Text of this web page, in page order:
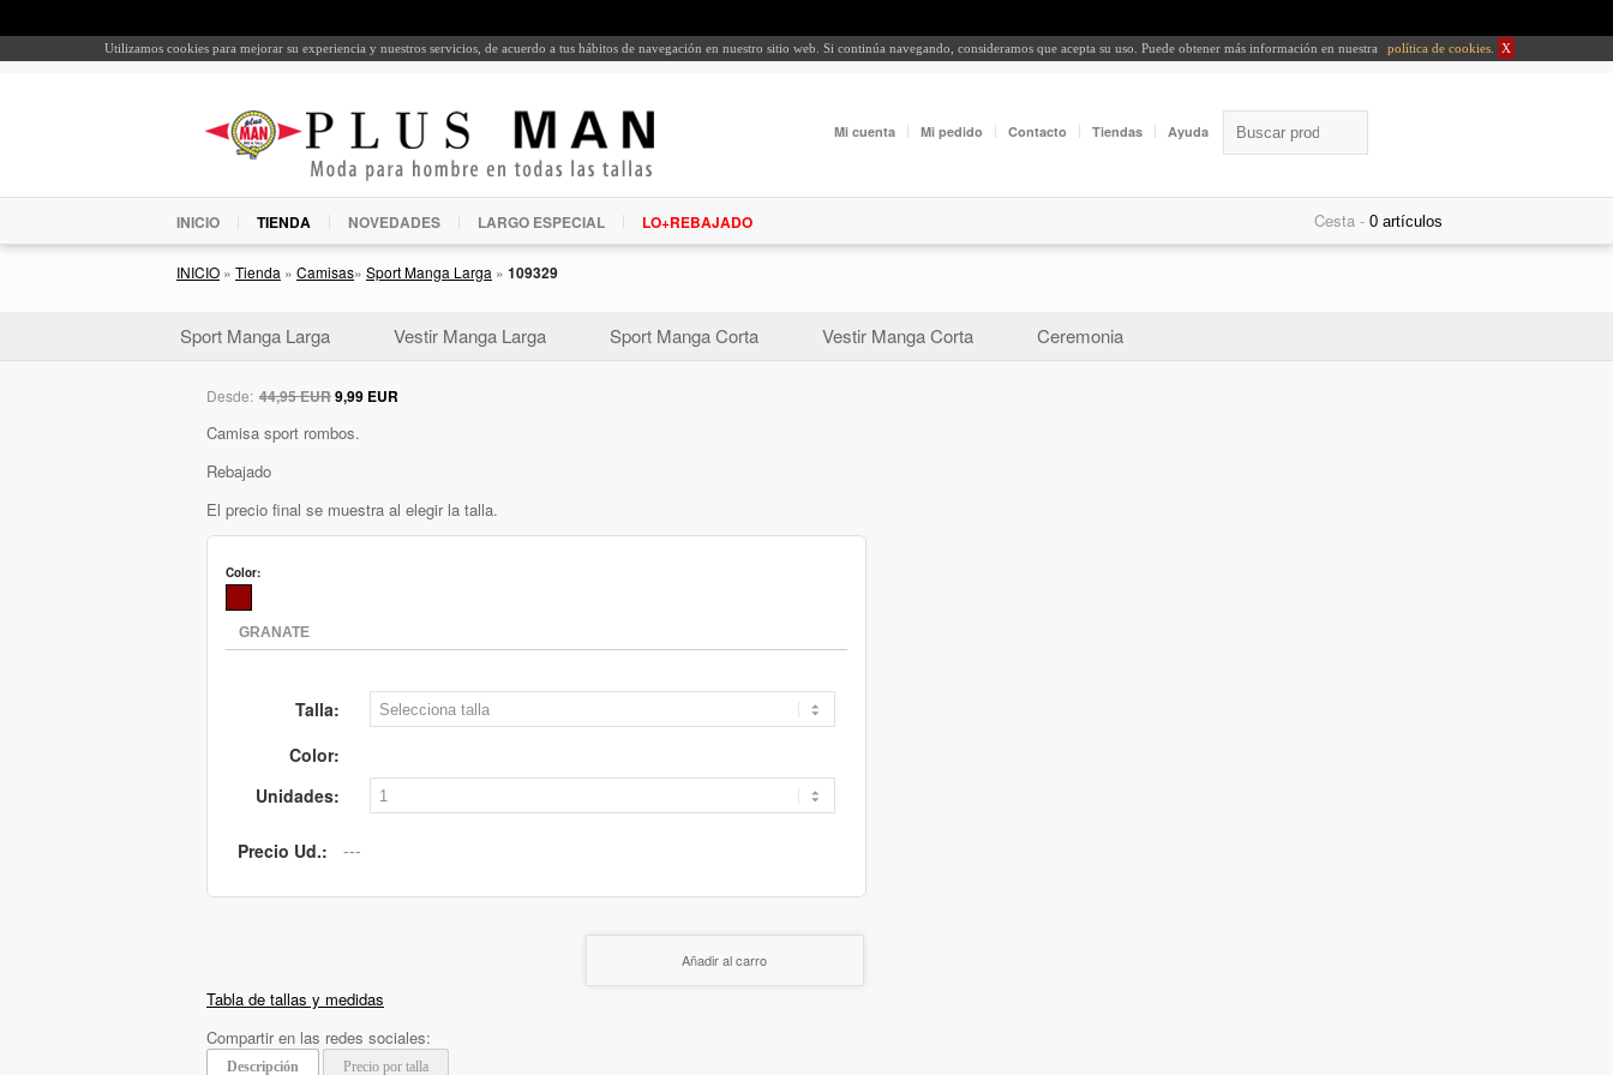
Utilizamos cookies para mejorar su experiencia y nuestros servicios, de acuerdo a tus hábitos de navegación en nuestro sitio web. Si continúa navegando, consideramos que acepta su uso. Puede obtener más información en nuestra política de cookies X
Mi cuenta Mi pedido Contacto Tiendas Ayuda
INICIO TIENDA NOVEDADES LARGO ESPECIAL LO+REBAJADO Cesta -
INICIO » Tienda » Camisas» Sport Manga Larga » 109329
Sport Manga Larga Vestir Manga Larga Sport Manga Corta Vestir Manga Corta Ceremonia
Desde: 44,95 EUR9,99 EUR
Camisa sport rombos.
Rebajado
El precio final se muestra al elegir la talla.
Color:
Talla:
Color:
Unidades:
Precio Ud.:
Añadir al carro
Tabla de tallas y medidas
Compartir en las redes sociales:
Descripción Precio por talla